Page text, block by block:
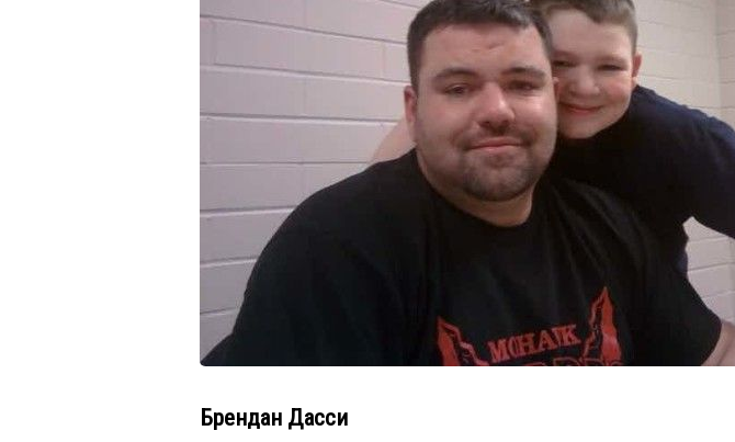
Брендан Дасси